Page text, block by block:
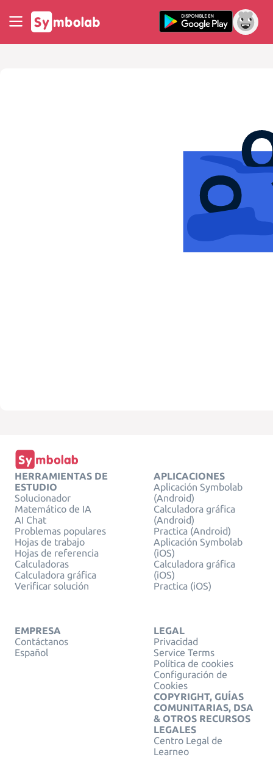
HERRAMIENTAS DE
ESTUDIO
Solucionador
Matemático de IA
AI Chat
Problemas populares
Hojas de trabajo
Hojas de referencia
Calculadoras
Calculadora gráfica
Verificar solución
APLICACIONES
Aplicación Symbolab
(Android)
Calculadora gráfica
(Android)
Practica (Android)
Aplicación Symbolab
(iOS)
Calculadora gráfica
(iOS)
Practica (iOS)
EMPRESA
Contáctanos
Español
LEGAL
Privacidad
Service Terms
Política de cookies
Configuración de
Cookies
COPYRIGHT, GUÍAS
COMUNITARIAS, DSA
& OTROS RECURSOS
LEGALES
Centro Legal de
Learneo